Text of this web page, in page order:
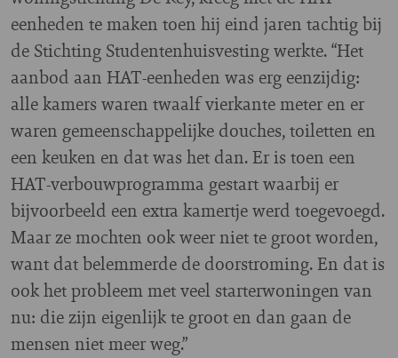
eenheden te maken toen hij eind jaren tachtig bij
de Stichting Studentenhuisvesting werkte. “Het
aanbod aan HAT-eenheden was erg eenzijdig:
alle kamers waren twaalf vierkante meter en er
waren gemeenschappelijke douches, toiletten en
een keuken en dat was het dan. Er is toen een
HAT-verbouwprogramma gestart waarbij er
bijvoorbeeld een extra kamertje werd toegevoegd.
Maar ze mochten ook weer niet te groot worden,
want dat belemmerde de doorstroming. En dat is
ook het probleem met veel starterwoningen van
nu: die zijn eigenlijk te groot en dan gaan de
mensen niet meer weg.”